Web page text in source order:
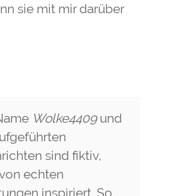
sie mit mir darüber
Wolke4409 und
sind fiktiv,
echten
inspiriert. So